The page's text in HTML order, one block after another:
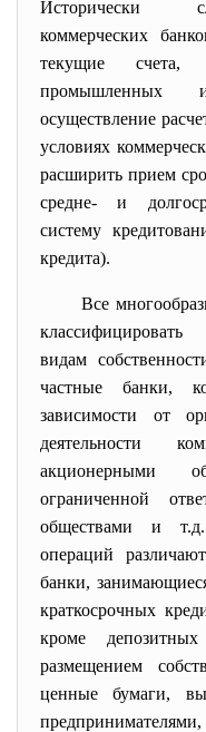
Исторически
коммерческих
текущие счета,
промышленных
осуществление
условиях
расширить прием
средне- и
систему
кредита).
Все
видам
частные банки,
зависимости от
деятельности
акционерными
ограниченной
обществами и
операций
банки,
краткосрочных
кроме
размещением
ценные бумаги,